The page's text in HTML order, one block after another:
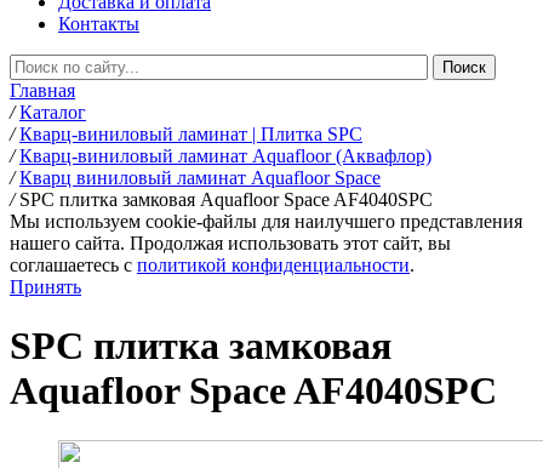
Контакты
Главная
/ Каталог
/ Кварц-виниловый ламинат | Плитка SPC
/ Кварц-виниловый ламинат Aquafloor (Аквафлор)
/ Кварц виниловый ламинат Aquafloor Space
/ SPC плитка замковая Aquafloor Space AF4040SPC
Мы используем cookie-файлы для наилучшего представления
нашего сайта. Продолжая использовать этот сайт, вы
соглашаетесь c политикой конфиденциальности.
Принять
SPC плитка замковая
Aquafloor Space AF4040SPC